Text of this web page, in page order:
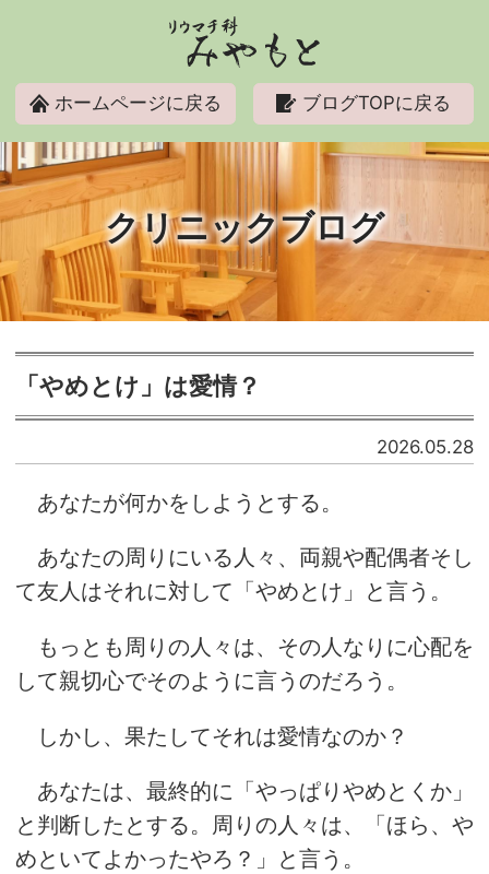
ホームページに戻る ブログTOPに戻る
クリニックブログ
「やめとけ」は愛情？
2026.05.28
あなたが何かをしようとする。
あなたの周りにいる人々、両親や配偶者そし
て友人はそれに対して「やめとけ」と言う。
もっとも周りの人々は、その人なりに心配を
して親切心でそのように言うのだろう。
しかし、果たしてそれは愛情なのか？
あなたは、最終的に「やっぱりやめとくか」
と判断したとする。周りの人々は、「ほら、や
めといてよかったやろ？」と言う。